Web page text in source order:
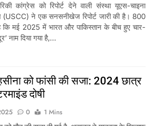
कांग्रेस को रिपोर्ट देने वाली संस्था यूएस-चाइना
(USCC) ने एक सनसनीखेज रिपोर्ट जारी की है। 800
है कि मई 2025 में भारत और पाकिस्तान के बीच हुए चार-
नाम दिया गया है,…
को फांसी की सजा: 2024 छात्र
दोषी
0
1 Mins